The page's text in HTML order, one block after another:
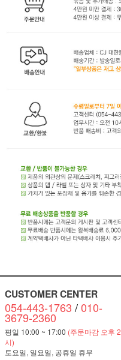
CUSTOMER CENTER
054-443-1763 /010-
3679-2360
평일 10:00 ~ 17:00 (주문마감 오후 2
시)
토요일, 일요일, 공휴일 휴무